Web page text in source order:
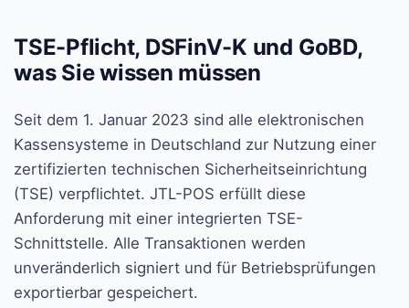
TSE-Pflicht, DSFinV-K und GoBD,
was Sie wissen müssen
Seit dem 1. Januar 2023 sind alle elektronischen
Kassensysteme in Deutschland zur Nutzung einer
zertifizierten technischen Sicherheitseinrichtung
(TSE) verpflichtet. JTL-POS erfüllt diese
Anforderung mit einer integrierten TSE-
Schnittstelle. Alle Transaktionen werden
unveränderlich signiert und für Betriebsprüfungen
exportierbar gespeichert.